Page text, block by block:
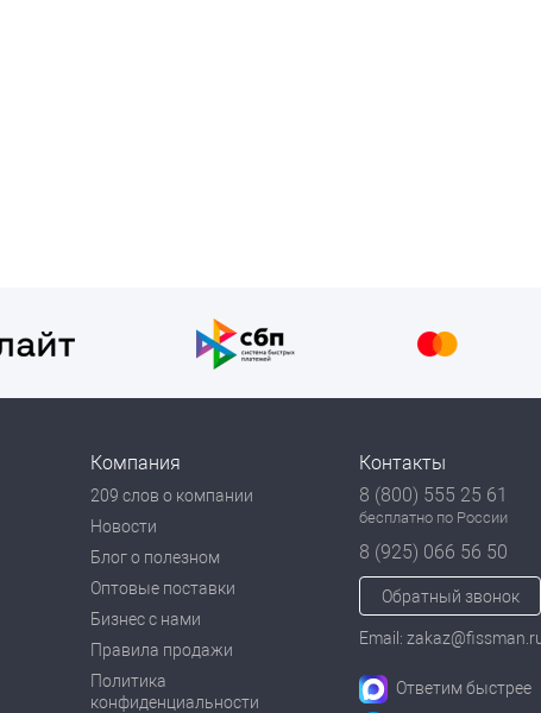
Компания
209 слов о компании
Новости
Блог о полезном
Оптовые поставки
Бизнес с нами
Правила продажи
Политика
конфиденциальности
Контакты
8 (800) 555 25 61
бесплатно по России
8 (925) 066 56 50
Обратный звонок
Email:
Ответим быстрее